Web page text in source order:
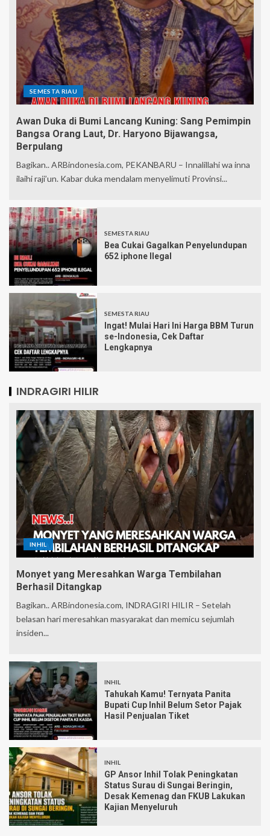
SEMESTA RIAU
Awan Duka di Bumi Lancang Kuning: Sang Pemimpin
Bangsa Orang Laut, Dr. Haryono Bijawangsa,
Berpulang
Bagikan.. ARBindonesia.com, PEKANBARU – Innalillahi wa inna
ilaihi raji’un. Kabar duka mendalam menyelimuti Provinsi...
SEMESTA RIAU
Bea Cukai Gagalkan Penyelundupan
652 iphone Ilegal
SEMESTA RIAU
Ingat! Mulai Hari Ini Harga BBM Turun
se-Indonesia, Cek Daftar
Lengkapnya
INDRAGIRI HILIR
INHIL
Monyet yang Meresahkan Warga Tembilahan
Berhasil Ditangkap
Bagikan.. ARBindonesia.com, INDRAGIRI HILIR – Setelah
belasan hari meresahkan masyarakat dan memicu sejumlah
insiden...
INHIL
Tahukah Kamu! Ternyata Panita
Bupati Cup Inhil Belum Setor Pajak
Hasil Penjualan Tiket
INHIL
GP Ansor Inhil Tolak Peningkatan
Status Surau di Sungai Beringin,
Desak Kemenag dan FKUB Lakukan
Kajian Menyeluruh